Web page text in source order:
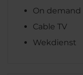
On
Cable TV
Wekdienst